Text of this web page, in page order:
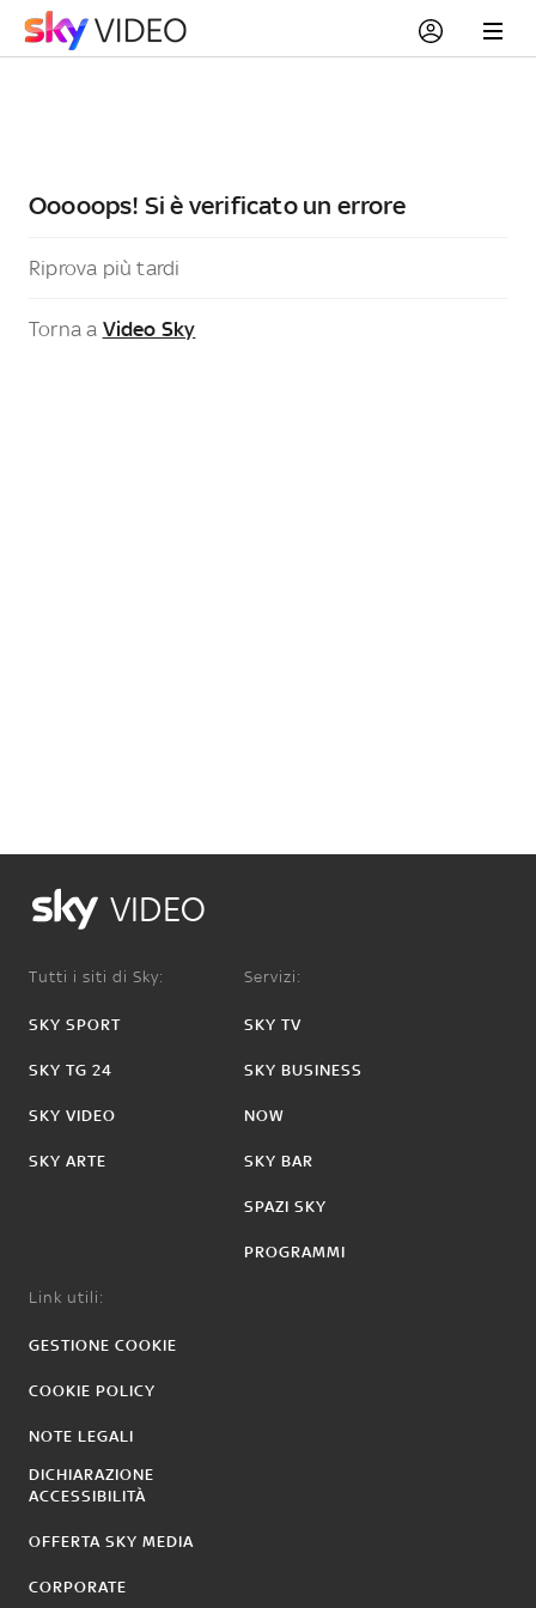
Ooooops! Si è verificato un errore
Riprova più tardi
Torna a Video Sky
VIDEO
Tutti i siti di Sky:
SKY SPORT
SKY TG 24
SKY VIDEO
SKY ARTE
Servizi:
SKY TV
SKY BUSINESS
NOW
SKY BAR
SPAZI SKY
PROGRAMMI
Link utili:
GESTIONE COOKIE
COOKIE POLICY
NOTE LEGALI
DICHIARAZIONE
ACCESSIBILITÀ
OFFERTA SKY MEDIA
CORPORATE